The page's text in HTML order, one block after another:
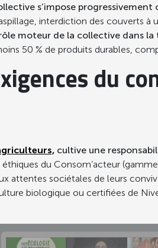
s’impose
interdiction des couverts à
moteur de la collective dans
50 % de produits durables,
du
cultive une
du Consom’acteur (gamme
attentes sociétales de leurs
biologique ou certifiées de